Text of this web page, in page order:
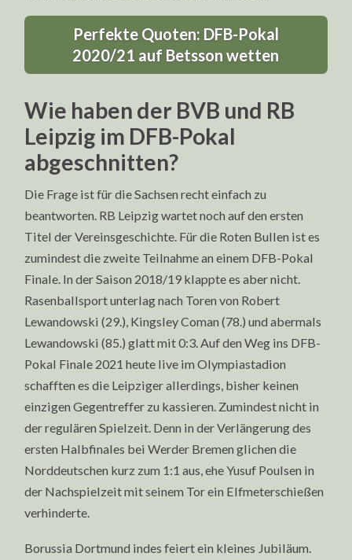
Perfekte Quoten: DFB-Pokal
2020/21 auf Betsson wetten
Wie haben der BVB und RB
Leipzig im DFB-Pokal
abgeschnitten?
Die Frage ist für die Sachsen recht einfach zu
beantworten. RB Leipzig wartet noch auf den ersten
Titel der Vereinsgeschichte. Für die Roten Bullen ist es
zumindest die zweite Teilnahme an einem DFB-Pokal
Finale. In der Saison 2018/19 klappte es aber nicht.
Rasenballsport unterlag nach Toren von Robert
Lewandowski (29.), Kingsley Coman (78.) und abermals
Lewandowski (85.) glatt mit 0:3. Auf den Weg ins DFB-
Pokal Finale 2021 heute live im Olympiastadion
schafften es die Leipziger allerdings, bisher keinen
einzigen Gegentreffer zu kassieren. Zumindest nicht in
der regulären Spielzeit. Denn in der Verlängerung des
ersten Halbfinales bei Werder Bremen glichen die
Norddeutschen kurz zum 1:1 aus, ehe Yusuf Poulsen in
der Nachspielzeit mit seinem Tor ein Elfmeterschießen
verhinderte.
Borussia Dortmund indes feiert ein kleines Jubiläum.